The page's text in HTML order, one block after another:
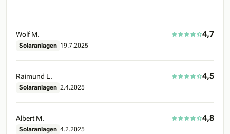
Wolf M. 4,7
Solaranlagen 19.7.2025
Raimund L. 4,5
Solaranlagen 2.4.2025
Albert M. 4,8
Solaranlagen 4.2.2025